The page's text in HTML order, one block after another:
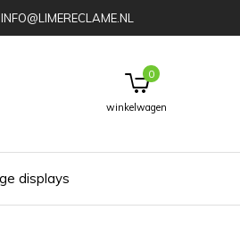
INFO@LIMERECLAME.NL
displays
winkelwagen
0